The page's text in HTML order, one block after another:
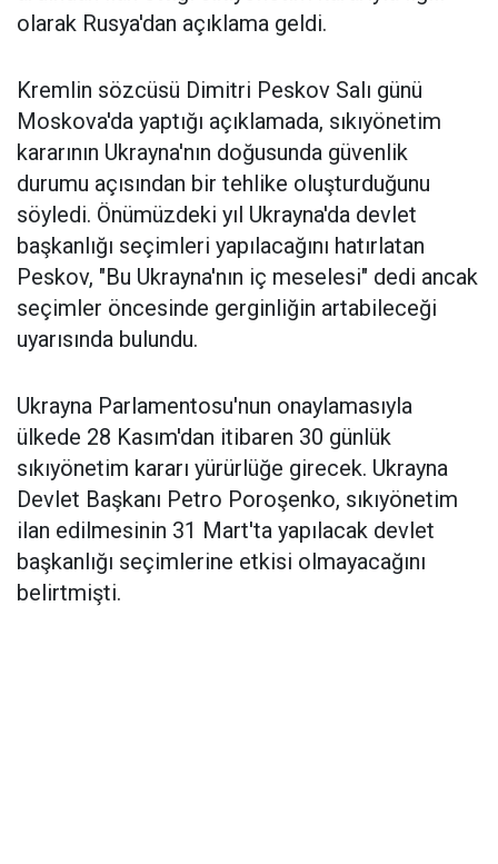
olarak Rusya'dan açıklama geldi.
Kremlin sözcüsü Dimitri Peskov Salı günü
Moskova'da yaptığı açıklamada, sıkıyönetim
kararının Ukrayna'nın doğusunda güvenlik
durumu açısından bir tehlike oluşturduğunu
söyledi. Önümüzdeki yıl Ukrayna'da devlet
başkanlığı seçimleri yapılacağını hatırlatan
Peskov, "Bu Ukrayna'nın iç meselesi" dedi ancak
seçimler öncesinde gerginliğin artabileceği
uyarısında bulundu.
Ukrayna Parlamentosu'nun onaylamasıyla
ülkede 28 Kasım'dan itibaren 30 günlük
sıkıyönetim kararı yürürlüğe girecek. Ukrayna
Devlet Başkanı Petro Poroşenko, sıkıyönetim
ilan edilmesinin 31 Mart'ta yapılacak devlet
başkanlığı seçimlerine etkisi olmayacağını
belirtmişti.